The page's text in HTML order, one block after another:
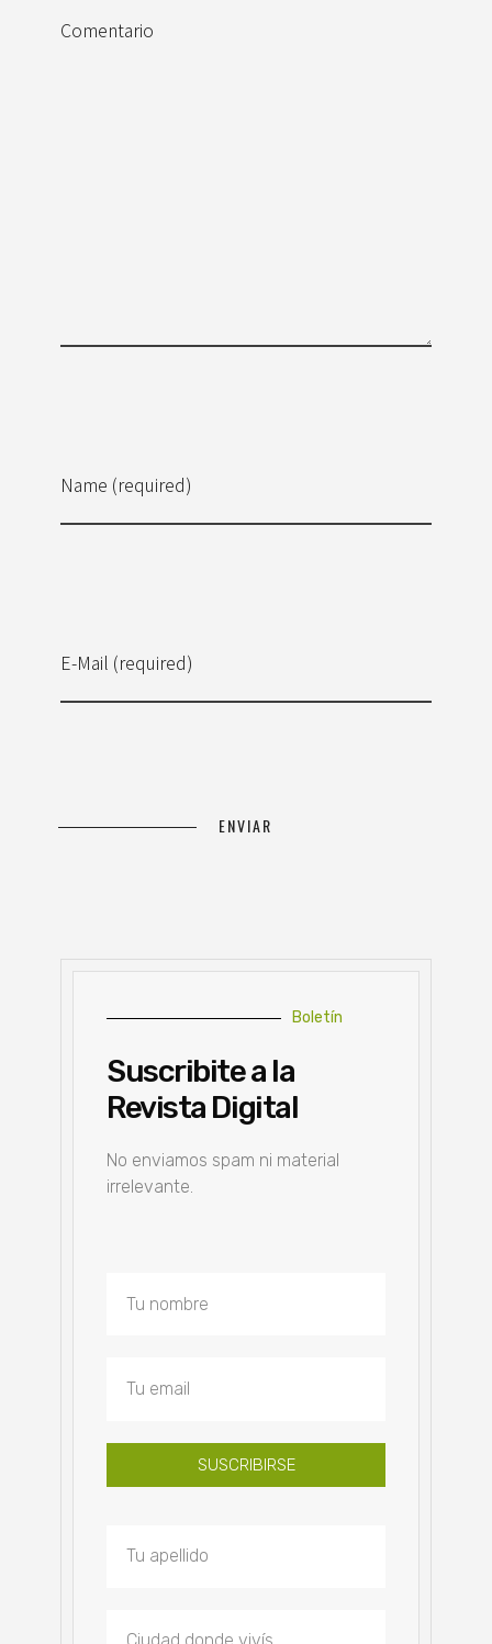
Name (required)
E-Mail (required)
Comentario
Boletín
Suscribite a la
Revista Digital
No enviamos spam ni material
irrelevante.
SUSCRIBIRSE